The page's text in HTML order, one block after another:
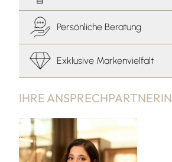
IHRE ANSPRECHPARTNERIN
Persönliche Beratung
Exklusive Markenvielfalt